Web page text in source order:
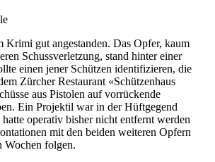
Krimi gut angestanden. Das Opfer, kaum
Schussverletzung, stand hinter einer
einen jener Schützen identifizieren, die
Zürcher Restaurant «Schützenhaus
aus Pistolen auf vorrückende
Ein Projektil war in der Hüftgegend
operativ bisher nicht entfernt werden
mit den beiden weiteren Opfern
Wochen folgen.